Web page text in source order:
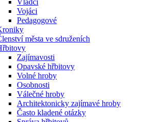
Vládci
Vojáci
Pedagogové
města ve sdruženích
Zajímavosti
Opavské hřbitovy
Volné hroby
Osobnosti
Válečné hroby
Architektonicky zajímavé hroby
Často kladené otázky